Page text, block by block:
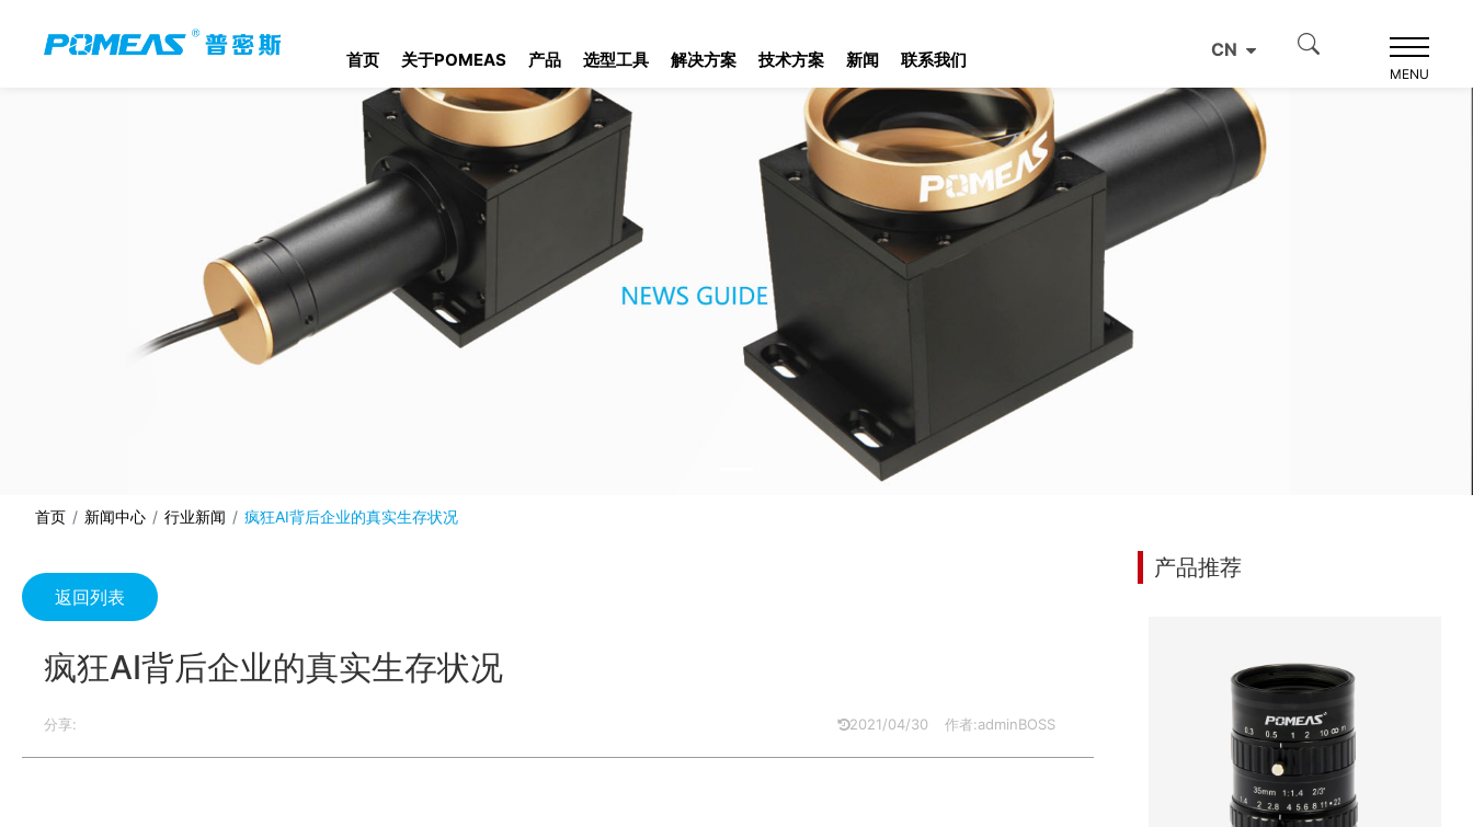
首页 关于POMEAS 产品 选型工具 解决方案 技术方案 新闻 联系我们 CN
MENU
首页 新闻中心 行业新闻 疯狂AI背后企业的真实生存状况
返回列表
疯狂AI背后企业的真实生存状况
分享: 2021/04/30 作者:adminBOSS
产品推荐